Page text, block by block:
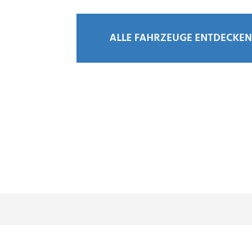
ALLE FAHRZEUGE ENTDECKEN